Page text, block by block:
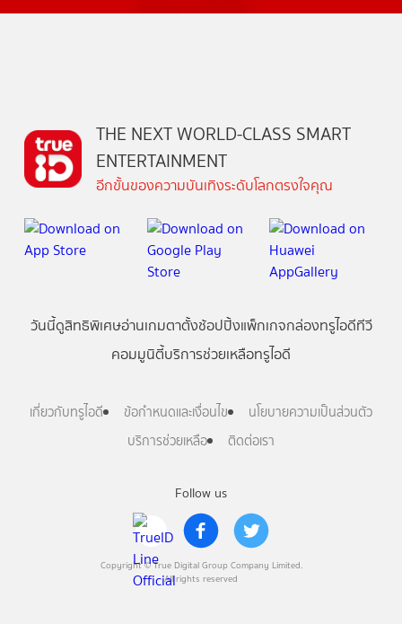
Follow us
Copyright © True Digital Group Company Limited.
All rights reserved
THE NEXT WORLD-CLASS SMART
ENTERTAINMENT
อีกขั้นของความบันเทิงระดับโลกตรงใจคุณ
วันนี้ดูสิทธิพิเศษอ่านเกมตาตั้งช้อปปิ้งแพ็กเกจกล่องทรูไอดีทีวี
คอมมูนิตี้บริการช่วยเหลือทรูไอดี
เกี่ยวกับทรูไอดี ข้อกำหนดและเงื่อนไข
นโยบายความเป็นส่วนตัว
บริการช่วยเหลือ
ติดต่อเรา